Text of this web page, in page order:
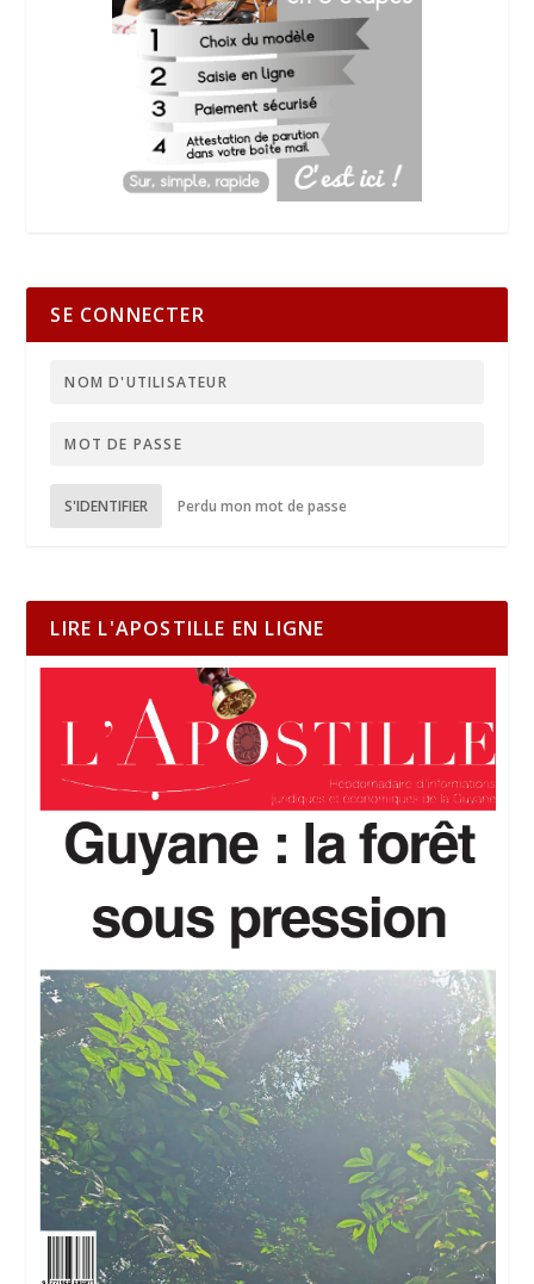
SE CONNECTER
S'IDENTIFIER Perdu mon mot de passe
LIRE L'APOSTILLE EN LIGNE